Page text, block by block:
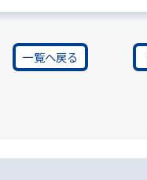
一覧へ戻る